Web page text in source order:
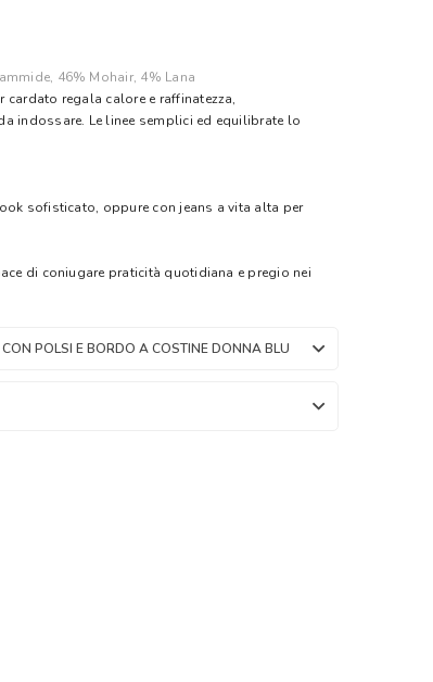
46% Mohair, 4% Lana
regala calore e raffinatezza,
indossare. Le linee semplici ed equilibrate lo
sofisticato, oppure con jeans a vita alta per
di coniugare praticità quotidiana e pregio nei
POLSI E BORDO A COSTINE DONNA BLU